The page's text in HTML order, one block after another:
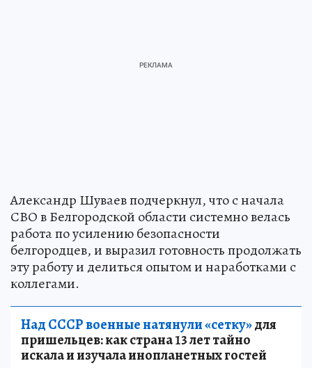
Александр Шуваев подчеркнул, что с начала
СВО в Белгородской области системно велась
работа по усилению безопасности
белгородцев, и выразил готовность продолжать
эту работу и делиться опытом и наработками с
коллегами.
Над СССР военные натянули «сетку»для
пришельцев: как страна 13 лет тайно
искала и изучала инопланетных гостей